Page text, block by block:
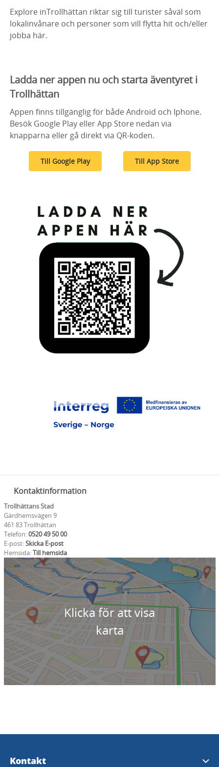
Explore inTrollhättan riktar sig till turister såväl som
lokalinvånare och personer som vill flytta hit och/eller
jobba här.
Ladda ner appen nu och starta äventyret i
Trollhättan
Appen finns tillgänglig för både Android och Iphone.
Besök Google Play eller App Store nedan via
knapparna eller gå direkt via QR-koden.
Till Google Play Till App Store
Kontaktinformation
Trollhättans Stad
Gärdhemsvägen 9
461 83 Trollhättan
Telefon:0520 49 50 00
E-post:Skicka E-post
Hemsida:Till hemsida
Klicka för att visa
karta
Kontakt